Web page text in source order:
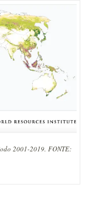
2001-2019. FONTE: